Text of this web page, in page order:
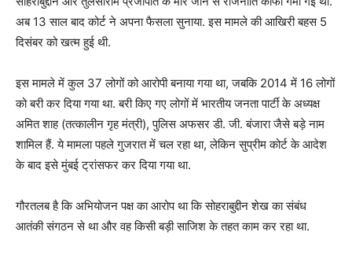
अब 13 साल बाद कोर्ट ने अपना फैसला सुनाया. इस मामले की आखिरी बहस 5
दिसंबर को खत्म हुई थी.
इस मामले में कुल 37 लोगों को आरोपी बनाया गया था, जबकि 2014 में 16 लोगों
को बरी कर दिया गया था. बरी किए गए लोगों में भारतीय जनता पार्टी के अध्यक्ष
अमित शाह (तत्कालीन गृह मंत्री), पुलिस अफसर डी. जी. बंजारा जैसे बड़े नाम
शामिल हैं. ये मामला पहले गुजरात में चल रहा था, लेकिन सुप्रीम कोर्ट के आदेश
के बाद इसे मुंबई ट्रांसफर कर दिया गया था.
गौरतलब है कि अभियोजन पक्ष का आरोप था कि सोहराबुद्दीन शेख का संबंध
आतंकी संगठन से था और वह किसी बड़ी साजिश के तहत काम कर रहा था.